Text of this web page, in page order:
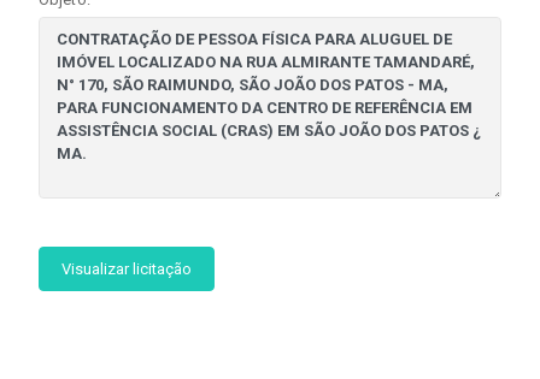
Visualizar licitação